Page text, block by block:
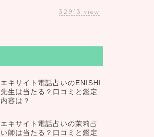
32913 view
エキサイト電話占いのENISHI
先生は当たる？口コミと鑑定
内容は？
エキサイト電話占いの茉莉占
い師は当たる？口コミと鑑定